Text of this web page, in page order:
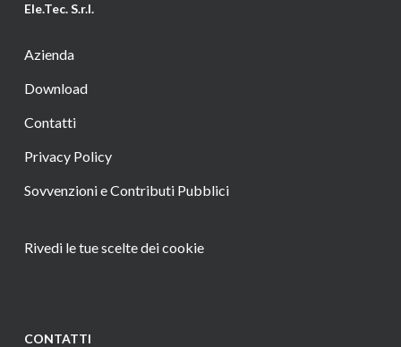
Ele.Tec. S.r.l.
Azienda
Download
Contatti
Privacy Policy
Sovvenzioni e Contributi Pubblici
Rivedi le tue scelte dei cookie
CONTATTI